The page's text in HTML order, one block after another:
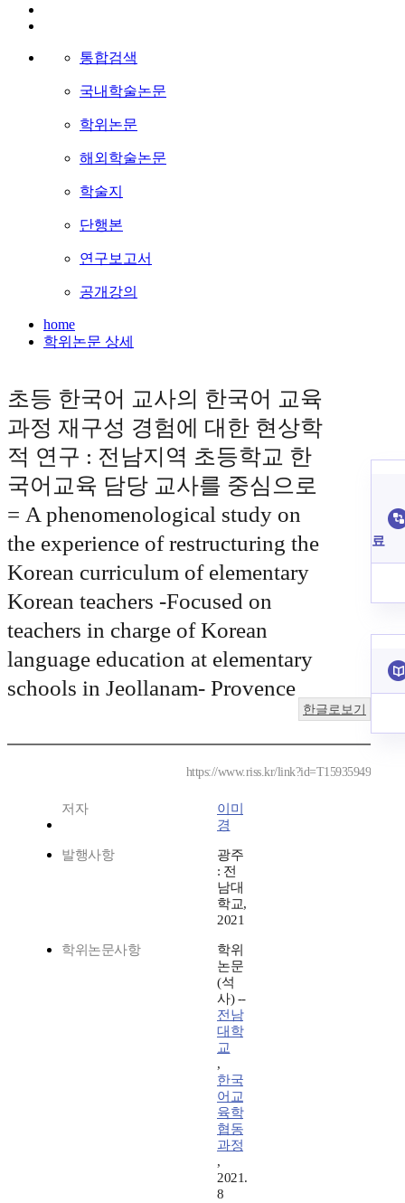
통합검색
국내학술논문
학위논문
해외학술논문
학술지
단행본
연구보고서
공개강의
home
학위논문 상세
초등 한국어 교사의 한국어 교육
과정 재구성 경험에 대한 현상학
적 연구 : 전남지역 초등학교 한
국어교육 담당 교사를 중심으로
= A phenomenological study on
the experience of restructuring the
Korean curriculum of elementary
Korean teachers -Focused on
teachers in charge of Korean
language education at elementary
schools in Jeollanam- Provence
한글로보기
https://www.riss.kr/link?id=T15935949
저자
이미
경
발행사항
광주
: 전
남대
학교,
2021
학위논문사항
학위
논문
(석
사) --
전남
대학
교
,
한국
어교
육학
협동
과정
,
2021.
8
료